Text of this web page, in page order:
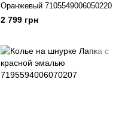
Оранжевый 7105549006050220
2 799 грн